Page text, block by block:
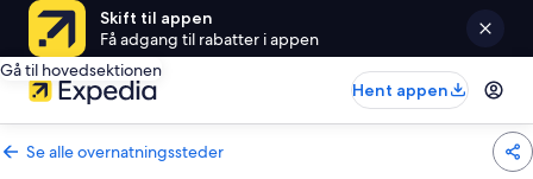
Skift til appen
Få adgang til rabatter i appen
Gå til hovedsektionen
Hent appen
Se alle overnatningssteder